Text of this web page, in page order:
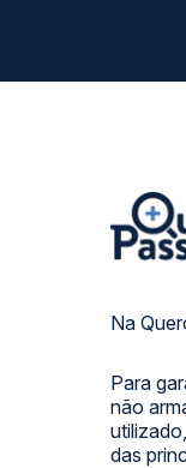
Na
Para
não
das